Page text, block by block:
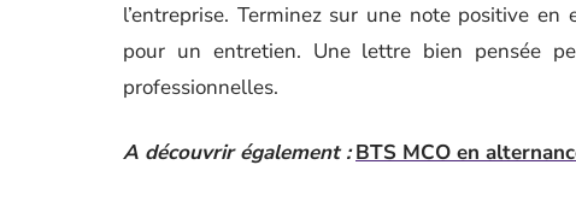
l’entreprise. Terminez sur une note positive
pour un entretien. Une lettre bien pensée
professionnelles.
A découvrir également : BTS MCO en